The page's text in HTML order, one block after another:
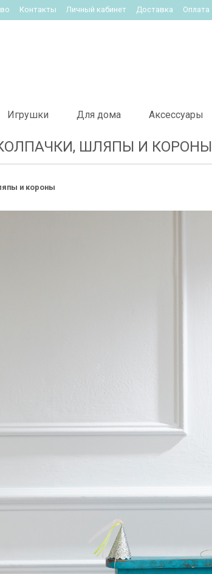
Контакты Личный кабинет Доставка Оплата
Игрушки Для дома Аксессуары
ШЛЯПЫ И КОРОНЫ
и короны